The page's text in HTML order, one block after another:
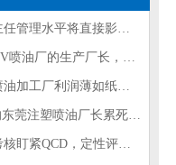
车间主任管理水平将直接影响东莞注塑件
东莞UV喷油厂的生产厂长，到底在给工
东莞喷油加工厂利润薄如纸？这四项基本
80%的东莞注塑喷油厂长累死累活，利
定量考核盯紧QCD，定性评价看好配合